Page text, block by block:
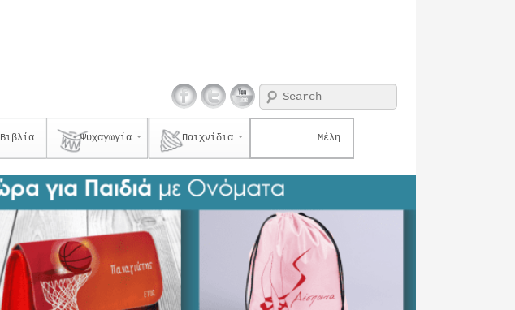
Βιβλία Ψυχαγωγία Παιχνίδια Μέλη